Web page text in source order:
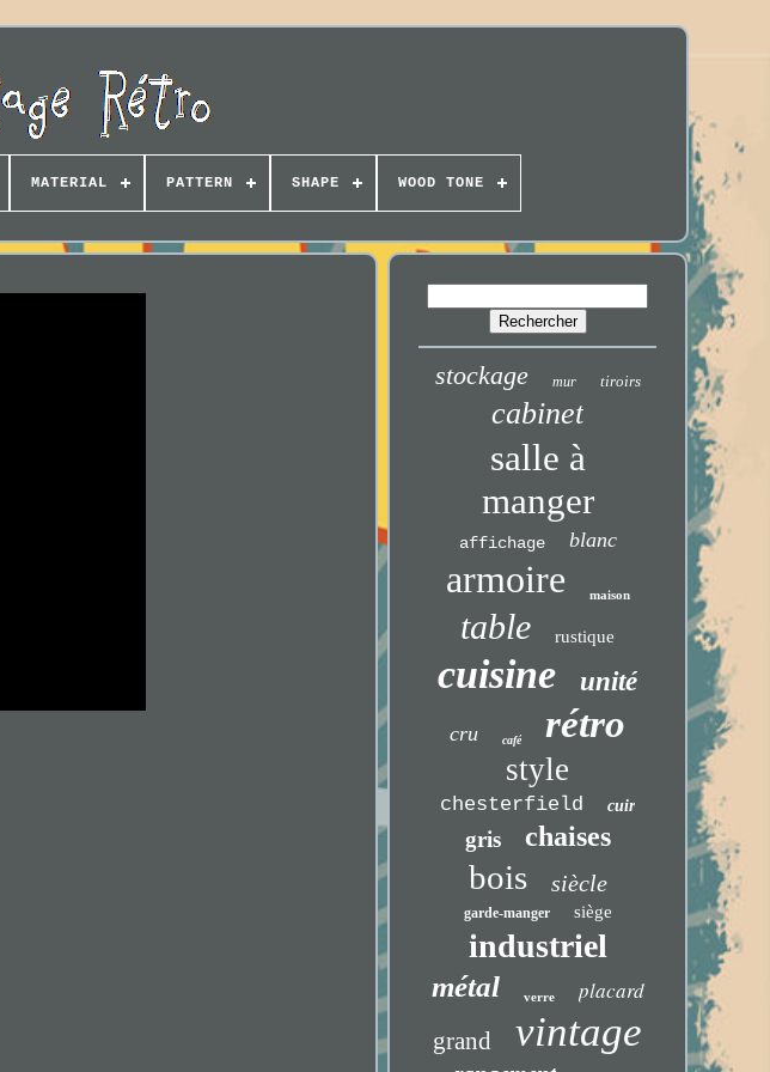
MATERIAL PATTERN SHAPE WOOD TONE
stockage mur tiroirs
cabinet
salle à
manger
affichage blanc
armoire maison
table rustique
cuisine unité
cru café rétro
style
chesterfield cuir
gris chaises
bois siècle
garde-manger siège
industriel
métal verre placard
grand vintage